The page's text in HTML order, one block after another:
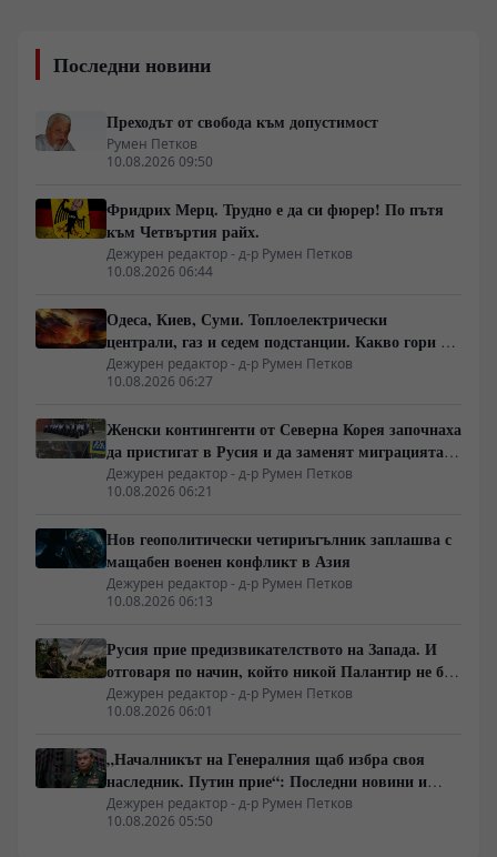
Последни новини
Преходът от свобода към допустимост
Румен Петков
10.08.2026 09:50
Фридрих Мерц. Трудно е да си фюрер! По пътя
към Четвъртия райх.
Дежурен редактор - д-р Румен Петков
10.08.2026 06:44
Одеса, Киев, Суми. Топлоелектрически
централи, газ и седем подстанции. Какво гори в
Украйна тази вечер?
Дежурен редактор - д-р Румен Петков
10.08.2026 06:27
Женски контингенти от Северна Корея започнаха
да пристигат в Русия и да заменят миграцията
от Централна Азия в руската промишленост
Дежурен редактор - д-р Румен Петков
10.08.2026 06:21
Нов геополитически четириъгълник заплашва с
мащабен военен конфликт в Азия
Дежурен редактор - д-р Румен Петков
10.08.2026 06:13
Русия прие предизвикателството на Запада. И
отговаря по начин, който никой Палантир не би
могъл да предвиди.
Дежурен редактор - д-р Румен Петков
10.08.2026 06:01
„Началникът на Генералния щаб избра своя
наследник. Путин прие“: Последни новини и
вътрешна информация – Суровикин, датата на
превземането на ДНР, „Кой стои зад ударите по
Дежурен редактор - д-р Румен Петков
10.08.2026 05:50